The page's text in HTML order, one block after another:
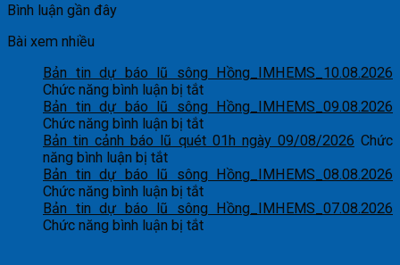
Bình luận gần đây
Bài xem nhiều
Bản tin dự báo lũ sông Hồng_IMHEMS_10.08.2026
Chức năng bình luận bị tắtở
Bản
tin
dự
lũ
sông
Hồng_IMHEMS_10.08.2026
Bản tin dự báo lũ sông Hồng_IMHEMS_09.08.2026
Chức năng bình luận bị tắtở
Bản
dự
báo
lũ
sông
Bản tin cảnh báo lũ quét 01h ngày 09/08/2026 Chức
năng bình luận bị tắtở
Bản
tin
cảnh
báo
Bản tin dự báo lũ sông Hồng_IMHEMS_08.08.2026
Chức năng bình luận bị tắtở
Bản
tin
Bản tin dự báo lũ sông Hồng_IMHEMS_07.08.2026
Chức năng bình luận bị tắtở